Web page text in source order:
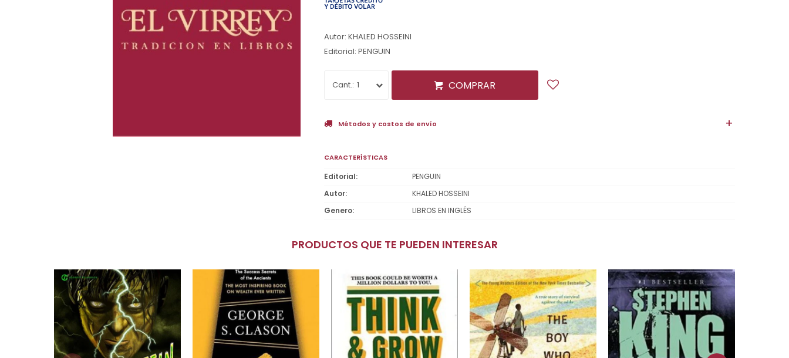
Autor: KHALED HOSSEINI
Editorial: PENGUIN
1 COMPRAR
Métodos y costos de envío
CARACTERÍSTICAS
Editorial
PENGUIN
Autor
KHALED HOSSEINI
Genero
LIBROS EN INGLÉS
PRODUCTOS QUE TE PUEDEN INTERESAR